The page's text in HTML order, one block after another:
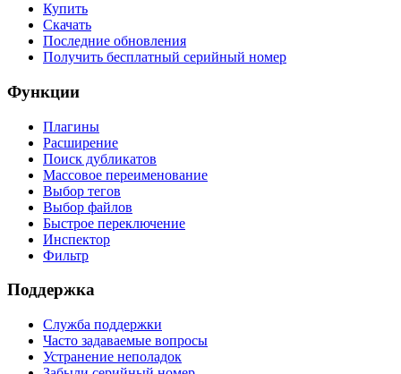
Купить
Скачать
Последние обновления
Получить бесплатный серийный номер
Функции
Плагины
Расширение
Поиск дубликатов
Массовое переименование
Выбор тегов
Выбор файлов
Быстрое переключение
Инспектор
Фильтр
Поддержка
Служба поддержки
Часто задаваемые вопросы
Устранение неполадок